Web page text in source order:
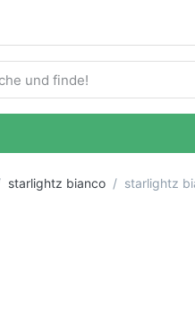
einen Suchbegriff ein.
starlightz bianco starlightz